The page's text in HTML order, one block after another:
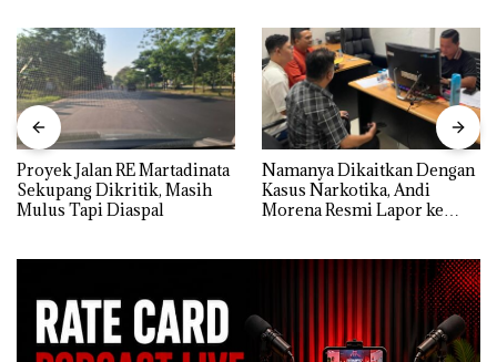
Proyek Jalan RE Martadinata
Sekupang Dikritik, Masih
Mulus Tapi Diaspal
Namanya Dikaitkan Dengan
Kasus Narkotika, Andi
Morena Resmi Lapor ke